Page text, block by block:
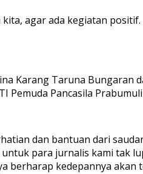
agar ada kegiatan
Karang Taruna
Pemuda Pancasila
dan bantuan dari
para jurnalis kami tak
berharap kedepannya